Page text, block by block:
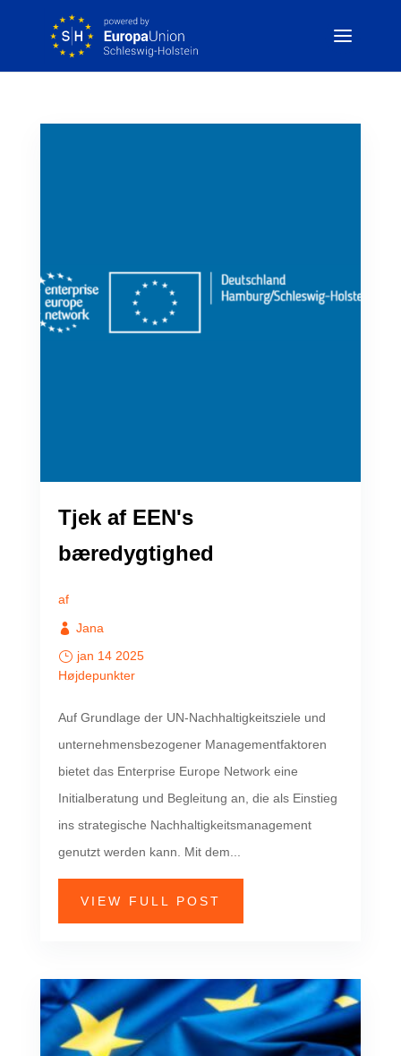
Tjek af EEN's
bæredygtighed
af
Jana
jan 14 2025
Højdepunkter
Auf Grundlage der UN-Nachhaltigkeitsziele und
unternehmensbezogener Managementfaktoren
bietet das Enterprise Europe Network eine
Initialberatung und Begleitung an, die als Einstieg
ins strategische Nachhaltigkeitsmanagement
genutzt werden kann. Mit dem...
VIEW FULL POST